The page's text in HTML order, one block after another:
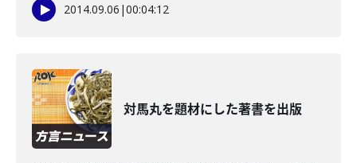
2014.09.06 |00:04:12
対馬丸を題材にした著書を出版